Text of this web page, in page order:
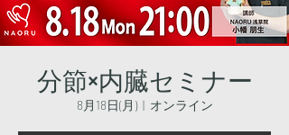
分節×内臓セミナー
8月18日(月)
  |
オンライン